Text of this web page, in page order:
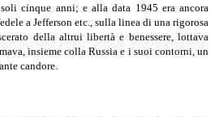
cinque anni; e alla data 1945 era ancora
a Jefferson etc., sulla linea di una rigorosa
della altrui libertà e benessere, lottava
insieme colla Russia e i suoi contorni, un
candore.